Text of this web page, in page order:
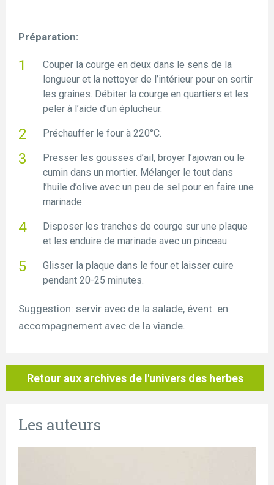
Préparation:
Couper la courge en deux dans le sens de la
longueur et la nettoyer de l’intérieur pour en sortir
les graines. Débiter la courge en quartiers et les
peler à l’aide d’un éplucheur.
Préchauffer le four à 220°C.
Presser les gousses d’ail, broyer l’ajowan ou le
cumin dans un mortier. Mélanger le tout dans
l’huile d’olive avec un peu de sel pour en faire une
marinade.
Disposer les tranches de courge sur une plaque
et les enduire de marinade avec un pinceau.
Glisser la plaque dans le four et laisser cuire
pendant 20-25 minutes.
Suggestion: servir avec de la salade, évent. en
accompagnement avec de la viande.
Retour aux archives de l'univers des herbes
Les auteurs